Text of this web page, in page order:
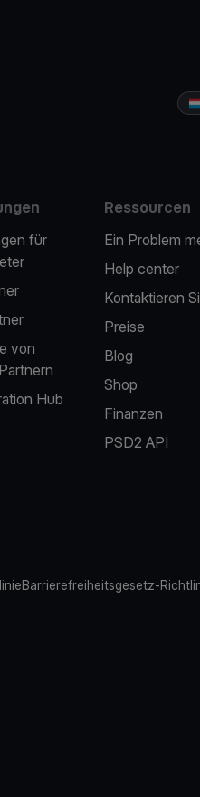
für
von
Hub
Ressourcen
Ein Problem
Help center
Kontaktieren
Preise
Blog
Shop
Finanzen
PSD2 API
Barrierefreiheitsgesetz-